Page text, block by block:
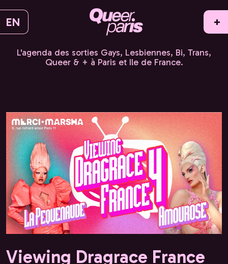
EN +
L'agenda des sorties Gays, Lesbiennes, Bi, Trans,
Queer & + à Paris et Ile de France.
Viewing Dragrace France